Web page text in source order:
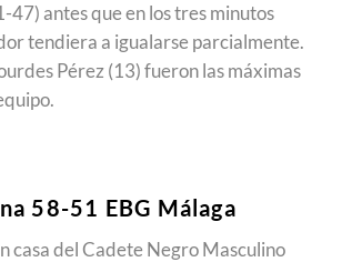
47) antes que en los tres minutos
tendiera a igualarse parcialmente.
Pérez (13) fueron las máximas
58-51 EBG Málaga
casa del Cadete Negro Masculino